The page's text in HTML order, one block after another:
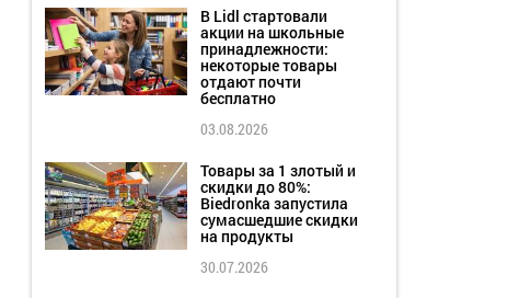
В Lidl стартовали
акции на школьные
принадлежности:
некоторые товары
отдают почти
бесплатно
03.08.2026
Товары за 1 злотый и
скидки до 80%:
Biedronka запустила
сумасшедшие скидки
на продукты
30.07.2026